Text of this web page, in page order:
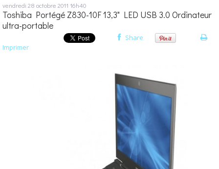
vendredi 28 octobre 2011 16h40
Toshiba Portégé Z830-10F 13,3" LED USB 3.0 Ordinateur
ultra-portable
Share
Imprimer